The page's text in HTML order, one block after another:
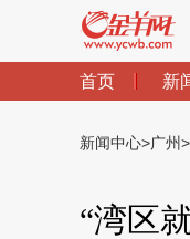
首页 新
新闻中心>广州>
“湾区